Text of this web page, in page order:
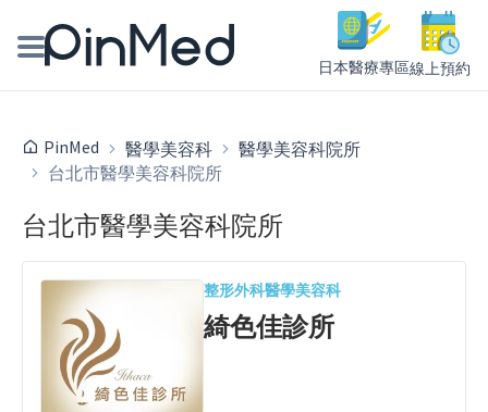
日本醫療專區線上預約
醫師專欄專訪
健康主題館
我是醫療人員
PinMed 醫學美容科
醫學美容科院所
台北市醫學美容科院所
台北市醫學美容科院所
整形外科醫學美容科
綺色佳診所